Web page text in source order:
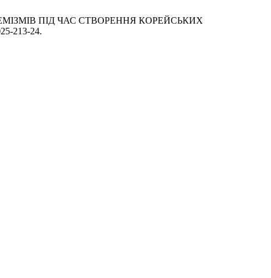
ПІД ЧАС СТВОРЕННЯ КОРЕЙСЬКИХ
213-24.